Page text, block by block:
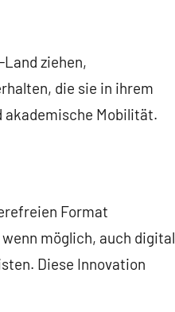
ziehen,
die sie in ihrem
akademische Mobilität.
Format
möglich, auch digital
Diese Innovation